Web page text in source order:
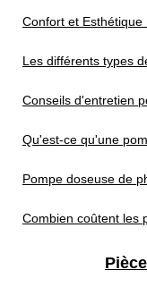
Confort et Esthétique
Les différents types
Conseils d'entretien
Qu'est-ce qu'une
Pompe doseuse de
Combien coûtent les